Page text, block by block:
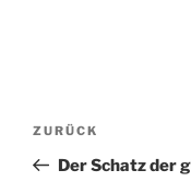
Vorheriger
Beitrag
ZURÜCK
Der Schatz der